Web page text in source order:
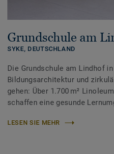
Grundschule am
SYKE, DEUTSCHLAND
Die Grundschule am Lindhof
Bildungsarchitektur und
gehen: Über 1.700 m²
schaffen eine gesunde
LESEN SIE MEHR